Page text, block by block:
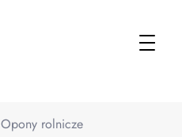
Opony rolnicze